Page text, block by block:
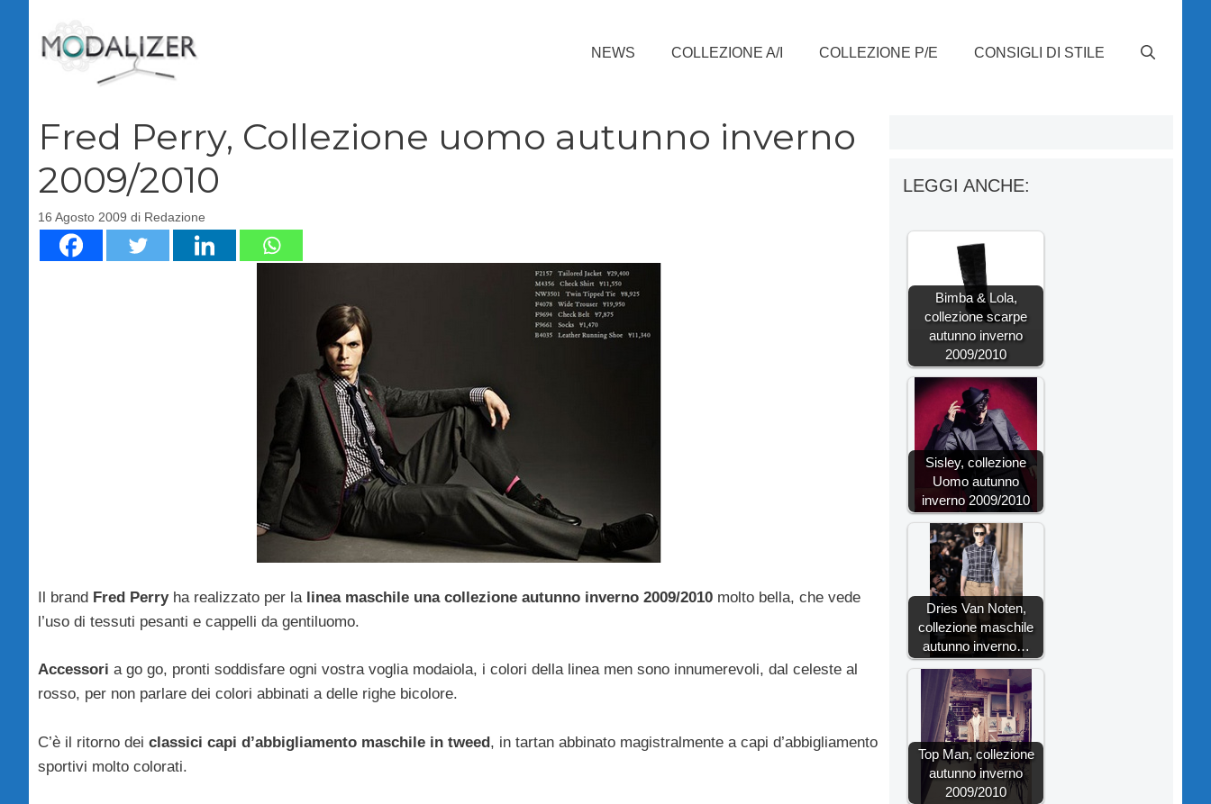
contenuto
NEWS COLLEZIONE A/I COLLEZIONE P/E CONSIGLI DI STILE
Fred Perry, Collezione uomo autunno inverno
2009/2010
16 Agosto 2009 di Redazione
Il brand Fred Perryha realizzato per la linea maschile una collezione autunno inverno 2009/2010 molto bella, che vede
l’uso di tessuti pesanti e cappelli da gentiluomo.
Accessori a go go, pronti soddisfare ogni vostra voglia modaiola, i colori della linea men sono innumerevoli, dal celeste al
rosso, per non parlare dei colori abbinati a delle righe bicolore.
C’è il ritorno dei classici capi d’abbigliamento maschile in tweed, in tartan abbinato magistralmente a capi d’abbigliamento
sportivi molto colorati.
LEGGI ANCHE:
Bimba & Lola,
collezione scarpe
autunno inverno
2009/2010
Sisley, collezione
Uomo autunno
inverno 2009/2010
Dries Van Noten,
collezione maschile
autunno inverno…
Top Man, collezione
autunno inverno
2009/2010